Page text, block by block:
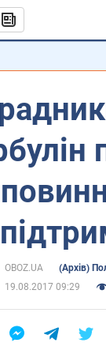
OBOZ.UA
(Архів)
19.08.2017 09:29